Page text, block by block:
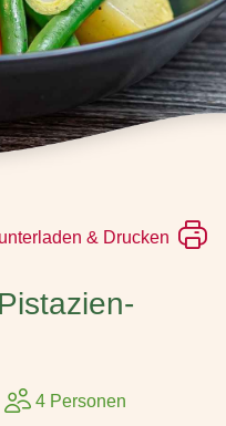
& Drucken
4 Personen